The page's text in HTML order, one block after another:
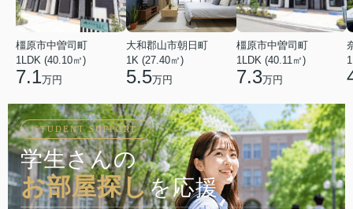
橿原市中曽司町
1LDK (40.10㎡)
7.1万円
大和郡山市朝日町
1K (27.40㎡)
5.5万円
橿原市中曽司町
1LDK (40.11㎡)
7.3万円
STUDENT SUPPORT
学生さんの
お部屋探しを応援